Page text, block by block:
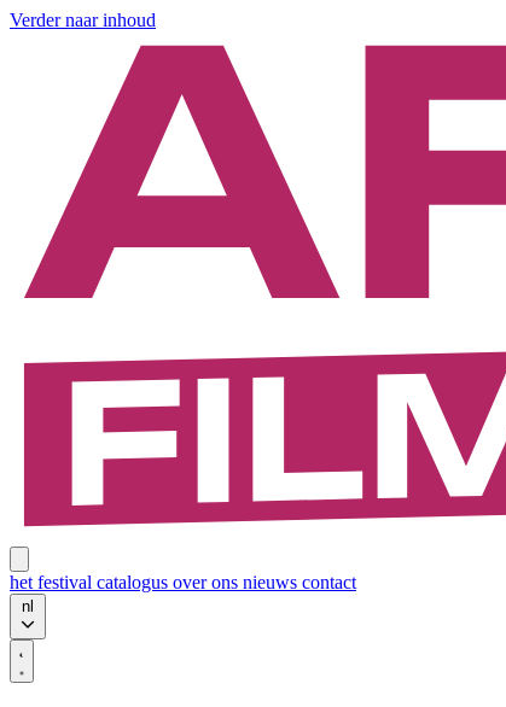
Verder naar inhoud
het festival catalogus over ons nieuws contact
nl